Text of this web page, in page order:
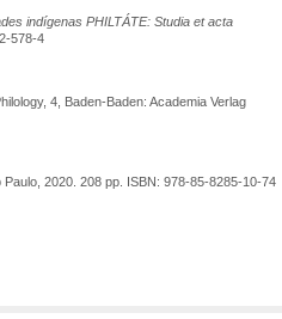
indígenas PHILTÁTE: Studia et acta
578-4
4, Baden-Baden: Academia Verlag
2020. 208 pp. ISBN: 978-85-8285-10-74